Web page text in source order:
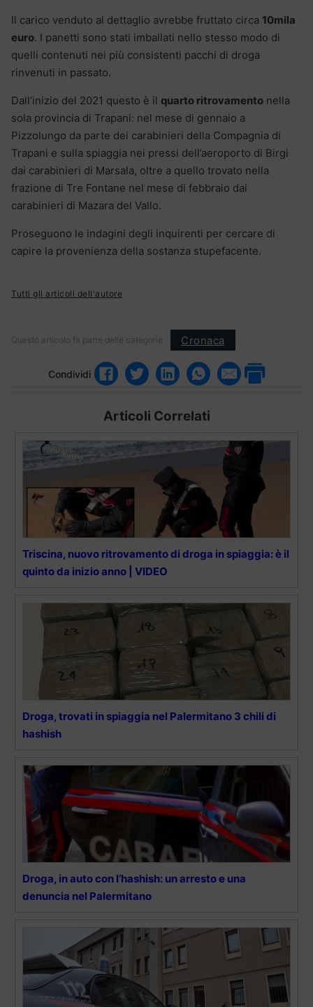
Il carico venduto al dettaglio avrebbe fruttato circa 10mila
euro. I panetti sono stati imballati nello stesso modo di
quelli contenuti nei più consistenti pacchi di droga
rinvenuti in passato.
Dall’inizio del 2021 questo è il quarto ritrovamento nella
sola provincia di Trapani: nel mese di gennaio a
Pizzolungo da parte dei carabinieri della Compagnia di
Trapani e sulla spiaggia nei pressi dell’aeroporto di Birgi
dai carabinieri di Marsala, oltre a quello trovato nella
frazione di Tre Fontane nel mese di febbraio dai
carabinieri di Mazara del Vallo.
Proseguono le indagini degli inquirenti per cercare di
capire la provenienza della sostanza stupefacente.
Tutti gli articoli dell'autore
Questo articolo fa parte delle categorie: Cronaca
Condividi
Articoli Correlati
Triscina, nuovo ritrovamento di droga in spiaggia: è il
quinto da inizio anno | VIDEO
Droga, trovati in spiaggia nel Palermitano 3 chili di
hashish
Droga, in auto con l’hashish: un arresto e una
denuncia nel Palermitano